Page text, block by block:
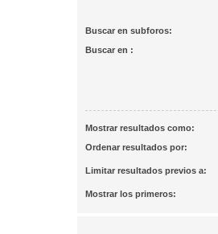
Buscar en subforos:
Buscar en :
Mostrar resultados como:
Ordenar resultados por:
Limitar resultados previos a:
Mostrar los primeros: